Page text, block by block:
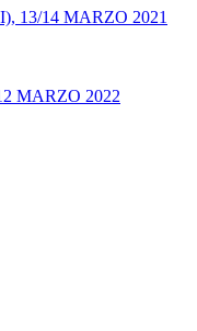
13/14 MARZO 2021
MARZO 2022